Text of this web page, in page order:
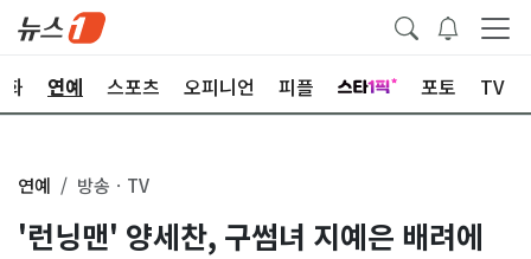
화 연예 스포츠 오피니언 피플 포토 TV
연예 방송ㆍTV
'런닝맨' 양세찬, 구썸녀 지예은 배려에